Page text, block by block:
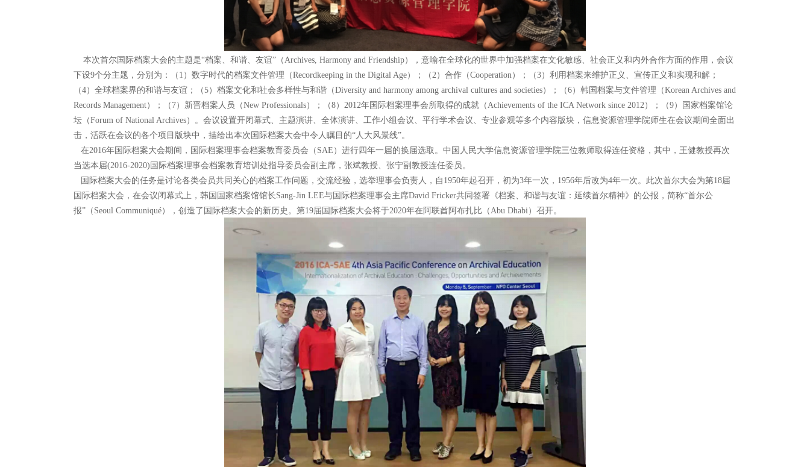
本次首尔国际档案大会的主题是“档案、和谐、友谊”（Archives, Harmony and Friendship），意喻在全球化的世界中加强档案在文化敏感、社会正义和内外合作方面的作用，会议
下设9个分主题，分别为：（1）数字时代的档案文件管理（Recordkeeping in the Digital Age）；（2）合作（Cooperation）；（3）利用档案来维护正义、宣传正义和实现和解；
（4）全球档案界的和谐与友谊；（5）档案文化和社会多样性与和谐（Diversity and harmony among archival cultures and societies）；（6）韩国档案与文件管理（Korean Archives and
Records Management）；（7）新晋档案人员（New Professionals）；（8）2012年国际档案理事会所取得的成就（Achievements of the ICA Network since 2012）；（9）国家档案馆论
坛（Forum of National Archives）。会议设置开闭幕式、主题演讲、全体演讲、工作小组会议、平行学术会议、专业参观等多个内容版块，信息资源管理学院师生在会议期间全面出
击，活跃在会议的各个项目版块中，描绘出本次国际档案大会中令人瞩目的“人大风景线”。
在2016年国际档案大会期间，国际档案理事会档案教育委员会（SAE）进行四年一届的换届选取。中国人民大学信息资源管理学院三位教师取得连任资格，其中，王健教授再次
当选本届(2016-2020)国际档案理事会档案教育培训处指导委员会副主席，张斌教授、张宁副教授连任委员。
国际档案大会的任务是讨论各类会员共同关心的档案工作问题，交流经验，选举理事会负责人，自1950年起召开，初为3年一次，1956年后改为4年一次。此次首尔大会为第18届
国际档案大会，在会议闭幕式上，韩国国家档案馆馆长Sang-Jin LEE与国际档案理事会主席David Fricker共同签署《档案、和谐与友谊：延续首尔精神》的公报，简称“首尔公
报”（Seoul Communiqué），创造了国际档案大会的新历史。第19届国际档案大会将于2020年在阿联酋阿布扎比（Abu Dhabi）召开。